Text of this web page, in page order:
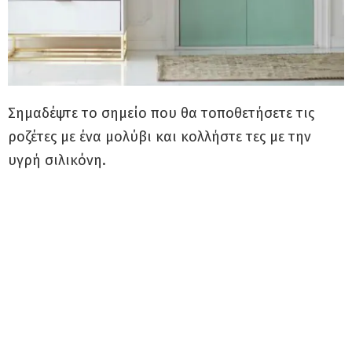
Σημαδέψτε το σημείο που θα τοποθετήσετε τις
ροζέτες με ένα μολύβι και κολλήστε τες με την
υγρή σιλικόνη.